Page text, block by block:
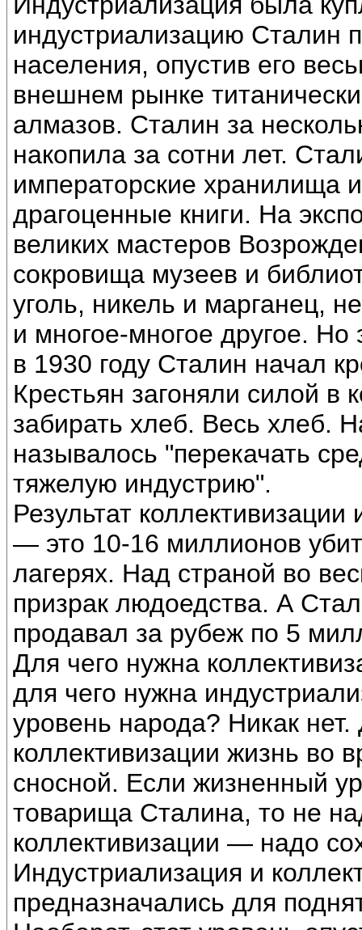
индустриализацию Сталин
населения, опустив его
внешнем рынке
алмазов. Сталин за
накопила за сотни лет.
императорские хранилища
драгоценные книги. На
великих мастеров
сокровища музеев и
уголь, никель и марганец,
и многое-многое другое. Но
в 1930 году Сталин начал
Крестьян загоняли силой в
забирать хлеб. Весь хлеб.
называлось "перекачать
тяжелую индустрию".
Результат
— это 10-16 миллионов
лагерях. Над страной во
призрак людоедства. А
продавал за рубеж по 5
Для чего нужна
для чего нужна
уровень народа? Никак
коллективизации жизнь
сносной. Если жизненный
товарища Сталина, то не
коллективизации — надо
Индустриализация и
предназначались для